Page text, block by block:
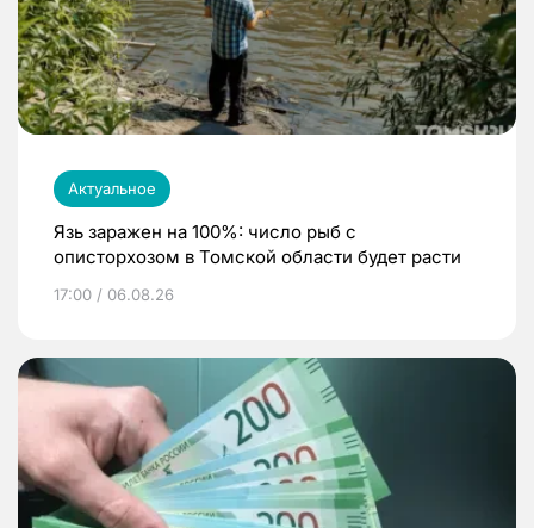
Актуальное
Язь заражен на 100%: число рыб с
описторхозом в Томской области будет расти
17:00 / 06.08.26